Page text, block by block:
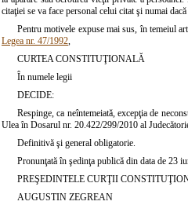
citaţiei se va face personal celui citat şi numai
Pentru motivele expuse mai sus, în temeiul
Legea nr. 47/1992,
CURTEA CONSTITUŢIONALĂ
În numele legii
DECIDE:
Respinge, ca neîntemeiată, excepţia de
Ulea în Dosarul nr. 20.422/299/2010 al
Definitivă şi general obligatorie.
Pronunţată în şedinţa publică din data de 23
PREŞEDINTELE CURŢII
AUGUSTIN ZEGREAN